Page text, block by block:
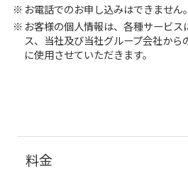
お電話でのお申し込みはできません。
お客様の個人情報は、各種サービ
ス、当社及び当社グループ会社か
に使用させていただきます。
料金